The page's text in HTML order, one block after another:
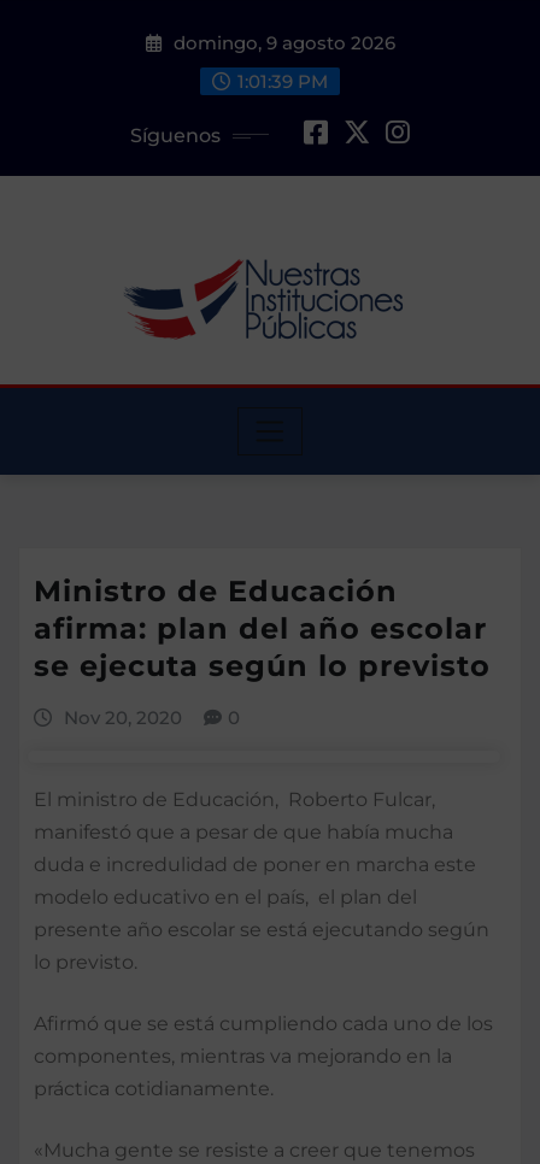
domingo, 9 agosto 2026
1:01:40 PM
Síguenos
Ministro de Educación
afirma: plan del año escolar
se ejecuta según lo previsto
Nov 20, 2020 0
El ministro de Educación, Roberto Fulcar,
manifestó que a pesar de que había mucha
duda e incredulidad de poner en marcha este
modelo educativo en el país, el plan del
presente año escolar se está ejecutando según
lo previsto.
Afirmó que se está cumpliendo cada uno de los
componentes, mientras va mejorando en la
práctica cotidianamente.
«Mucha gente se resiste a creer que tenemos